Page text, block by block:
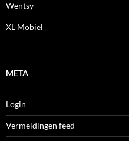
Wentsy
XL Mobiel
META
Login
Vermeldingen feed